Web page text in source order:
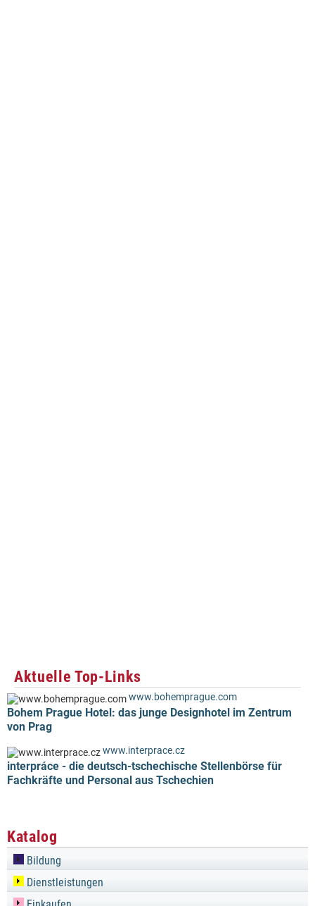
Aktuelle Top-Links
www.bohemprague.com
Bohem Prague Hotel: das junge Designhotel im Zentrum
von Prag
www.interprace.cz
interpráce - die deutsch-tschechische Stellenbörse für
Fachkräfte und Personal aus Tschechien
Katalog
Bildung
Dienstleistungen